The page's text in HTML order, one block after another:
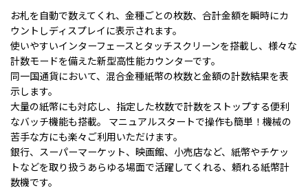
お札を自動で数えてくれ、金種ごとの枚数、合計金額を瞬時にカ
ウントしディスプレイに表示されます。
使いやすいインターフェースとタッチスクリーンを搭載し、様々な
計数モードを備えた新型高性能カウンターです。
同一国通貨において、混合金種紙幣の枚数と金額の計数結果を表
示します。
大量の紙幣にも対応し、指定した枚数で計数をストップする便利
なバッチ機能も搭載。 マニュアルスタートで操作も簡単！機械の
苦手な方にも楽々ご利用いただけます。
銀行、スーパーマーケット、映画館、小売店など、紙幣やチケッ
トなどを取り扱うあらゆる場面で活躍してくれる、頼れる紙幣計
数機です。